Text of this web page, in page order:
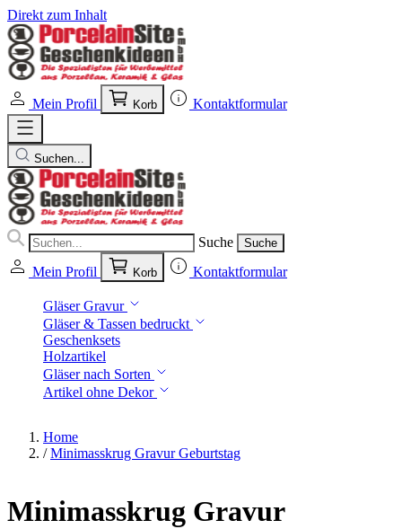
Direkt zum Inhalt
Mein Profil Korb Kontaktformular
Suchen...
Suche Suche
Mein Profil Korb Kontaktformular
Gläser Gravur
Gläser & Tassen bedruckt
Geschenksets
Holzartikel
Gläser nach Sorten
Artikel ohne Dekor
Home
/ Minimasskrug Gravur Geburtstag
Minimasskrug Gravur